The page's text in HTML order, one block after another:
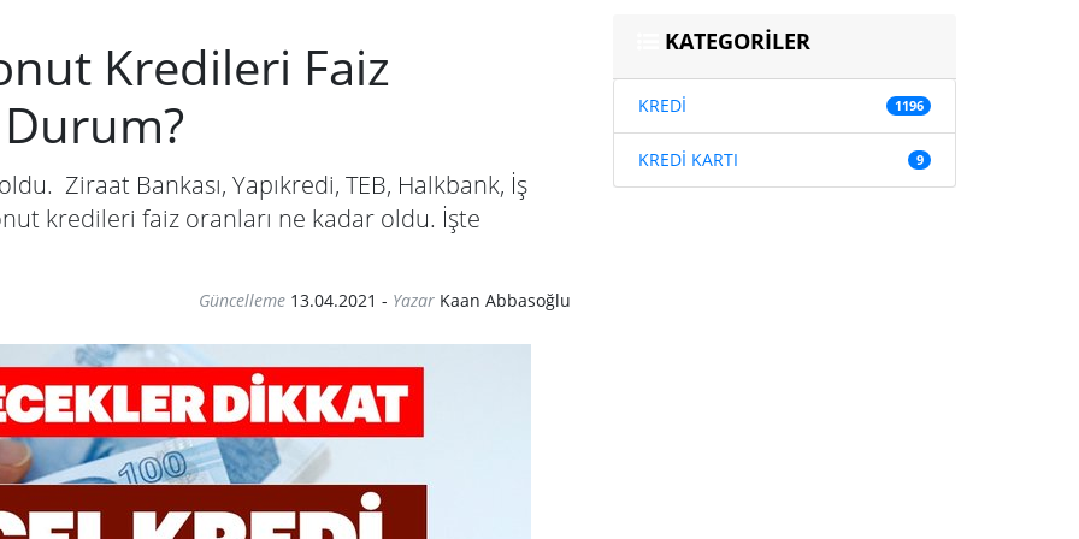
Kredileri Faiz
Ziraat Bankası, Yapıkredi, TEB, Halkbank, İş
kredileri faiz oranları ne kadar oldu. İşte
Güncelleme 13.04.2021 - Yazar Kaan Abbasoğlu
KATEGORİLER
KREDİ 1196
KREDİ KARTI 9